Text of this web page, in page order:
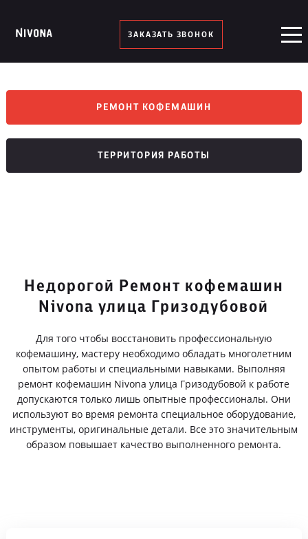
ЗАКАЗАТЬ ЗВОНОК
РЕМОНТ КОФЕМАШИН
ТЕРРИТОРИЯ РАБОТЫ
Недорогой Ремонт кофемашин
Nivona улица Гризодубовой
Для того чтобы восстановить профессиональную
кофемашину, мастеру необходимо обладать многолетним
опытом работы и специальными навыками. Выполняя
ремонт кофемашин Nivona улица Гризодубовой к работе
допускаются только лишь опытные профессионалы. Они
используют во время ремонта специальное оборудование,
инструменты, оригинальные детали. Все это значительным
образом повышает качество выполненного ремонта.